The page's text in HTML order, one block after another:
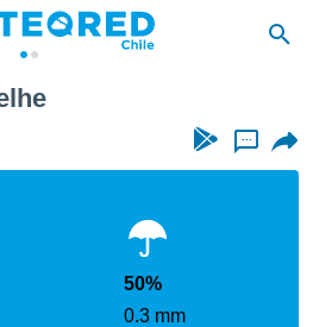
...
50%
0.3 mm